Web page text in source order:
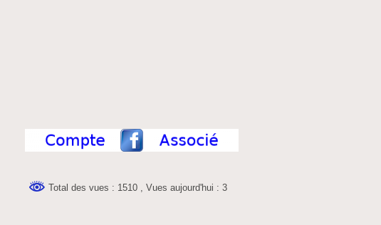
Total des vues : 1510 , Vues aujourd'hui : 3